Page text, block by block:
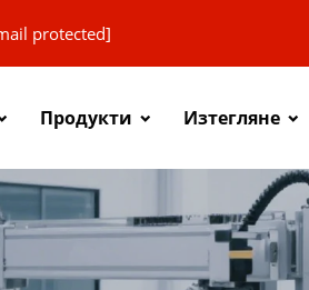
protected]
Продукти Изтегляне